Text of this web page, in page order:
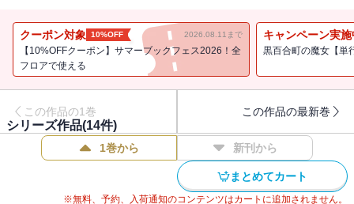
たい――大学の友人が教えてくれた“パパ活”。１回でこんなに稼げる
なんてすごい。相手の人も優しいし・・・でも下心があるんだよ
ね・・・？不安を抱きつつも裕福だった頃の生活を忘れられない繭
クーポン対象 10%OFF 2026.08.11まで
【10%OFFクーポン】サマーブックフェス2026！全
フロアで使える
キャンペーン実施
黒百合町の魔女【単
この作品の1巻 この作品の最新巻
シリーズ作品(14件)
1巻から 新刊から
まとめてカート
※無料、予約、入荷通知のコンテンツはカートに追加されません。